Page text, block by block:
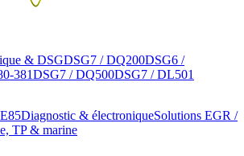
& DSGDSG7 / DQ200DSG6 /
381DSG7 / DQ500DSG7 / DL501
Diagnostic & électroniqueSolutions EGR /
TP & marine